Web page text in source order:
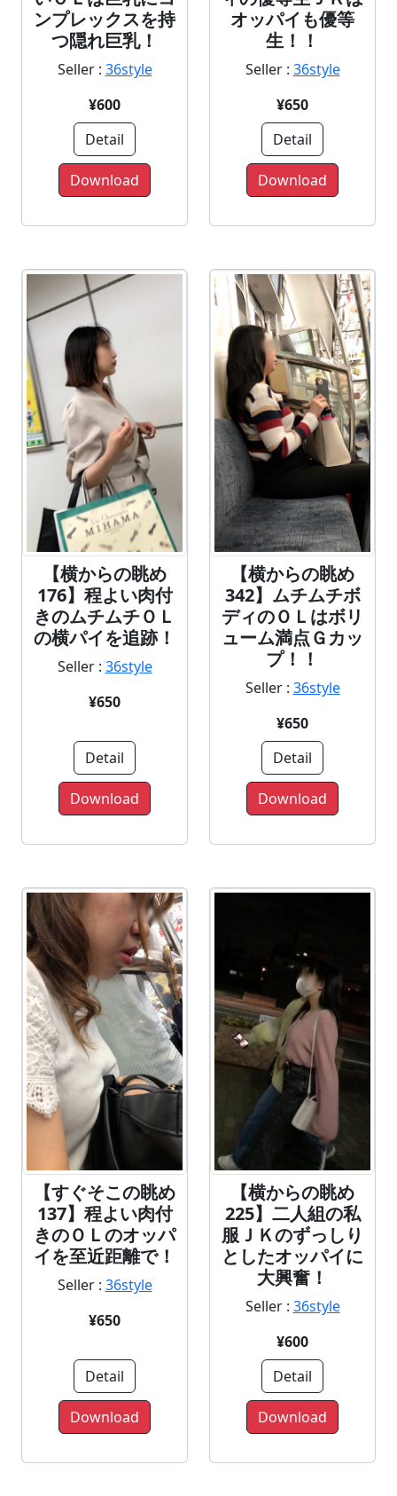
ンプレックスを持
つ隠れ巨乳！
Seller : 36style
¥600
Detail
Download
オッパイも優等
生！！
Seller : 36style
¥650
Detail
Download
【横からの眺め
176】程よい肉付
きのムチムチＯＬ
の横パイを追跡！
Seller : 36style
¥650
Detail
Download
【横からの眺め
342】ムチムチボ
ディのＯＬはボリ
ューム満点Ｇカッ
プ！！
Seller : 36style
¥650
Detail
Download
【すぐそこの眺め
137】程よい肉付
きのＯＬのオッパ
イを至近距離で！
Seller : 36style
¥650
Detail
Download
【横からの眺め
225】二人組の私
服ＪＫのずっしり
としたオッパイに
大興奮！
Seller : 36style
¥600
Detail
Download